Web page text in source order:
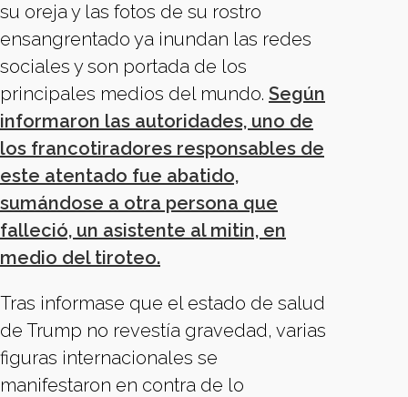
su oreja y las fotos de su rostro
ensangrentado ya inundan las redes
sociales y son portada de los
principales medios del mundo. Según
informaron las autoridades, uno de
los francotiradores responsables de
este atentado fue abatido,
sumándose a otra persona que
falleció, un asistente al mitin, en
medio del tiroteo.
Tras informase que el estado de salud
de Trump no revestía gravedad, varias
figuras internacionales se
manifestaron en contra de lo